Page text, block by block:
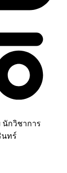
กวิชาการ
นทร์